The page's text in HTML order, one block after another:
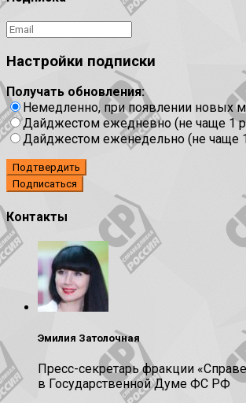
Настройки подписки
Получать обновления:
Немедленно, при появлении новых
Дайджестом ежедневно (не чаще 1
Дайджестом еженедельно (не чаще
Подтвердить
Контакты
Эмилия Затолочная
Пресс-секретарь фракции
в Государственной Думе ФС РФ